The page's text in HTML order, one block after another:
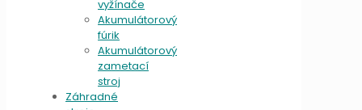
vyžínače
Akumulátorový
fúrik
Akumulátorový
zametací
stroj
Záhradné